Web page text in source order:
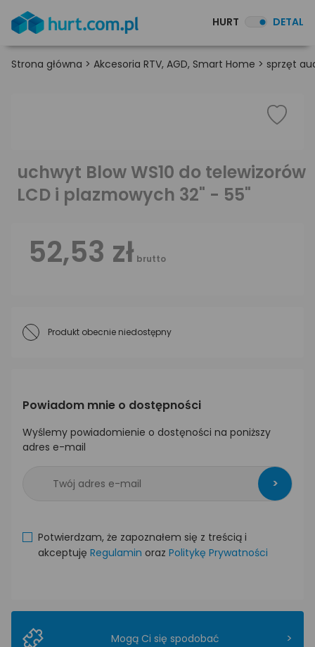
HURT DETAL
Strona główna > Akcesoria RTV, AGD, Smart Home > sprzęt
uchwyt Blow WS10 do telewizorów
LCD i plazmowych 32" - 55"
52,53 zł brutto
Produkt obecnie niedostępny
Powiadom mnie o dostępności
Wyślemy powiadomienie o dostęności na poniższy
adres e-mail
>
Potwierdzam, że zapoznałem się z treścią i
akceptuję Regulamin oraz Politykę Prywatności
Mogą Ci się spodobać >